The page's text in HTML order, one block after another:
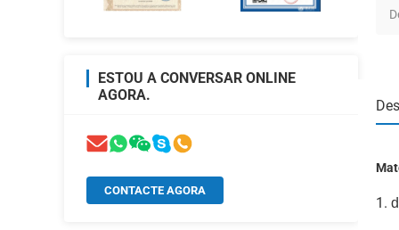
ESTOU A CONVERSAR ONLINE
AGORA.
CONTACTE AGORA
1.